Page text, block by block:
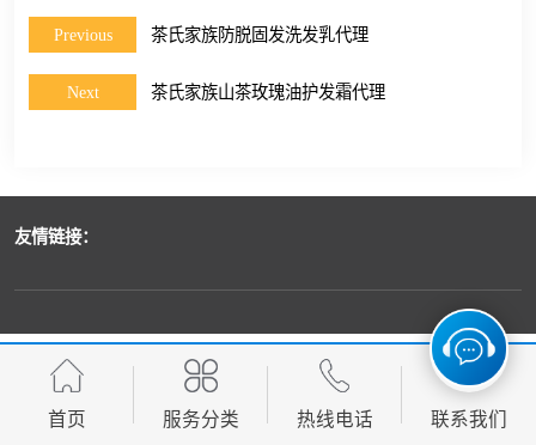
Previous 茶氏家族防脱固发洗发乳代理
Next 茶氏家族山茶玫瑰油护发霜代理
友情链接：
首页 服务分类 热线电话 联系我们